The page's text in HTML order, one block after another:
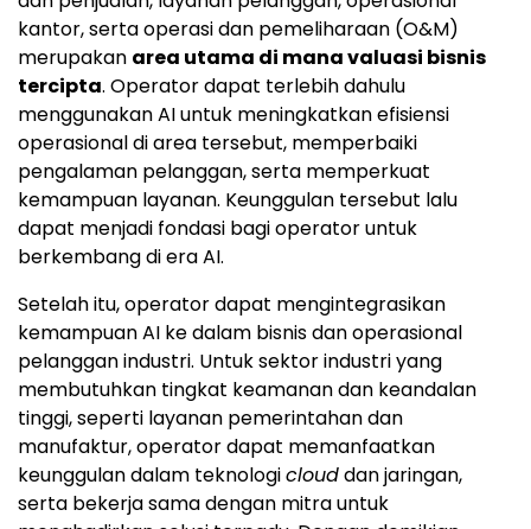
kantor, serta operasi dan pemeliharaan (O&M)
merupakan area utama di mana valuasi bisnis
tercipta. Operator dapat terlebih dahulu
menggunakan AI untuk meningkatkan efisiensi
operasional di area tersebut, memperbaiki
pengalaman pelanggan, serta memperkuat
kemampuan layanan. Keunggulan tersebut lalu
dapat menjadi fondasi bagi operator untuk
berkembang di era AI.
Setelah itu, operator dapat mengintegrasikan
kemampuan AI ke dalam bisnis dan operasional
pelanggan industri. Untuk sektor industri yang
membutuhkan tingkat keamanan dan keandalan
tinggi, seperti layanan pemerintahan dan
manufaktur, operator dapat memanfaatkan
keunggulan dalam teknologiclouddan jaringan,
serta bekerja sama dengan mitra untuk